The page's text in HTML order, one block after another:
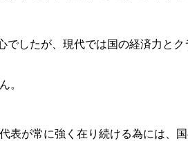
したが、現代では国の経済力と
。
が常に強く在り続ける為には、国